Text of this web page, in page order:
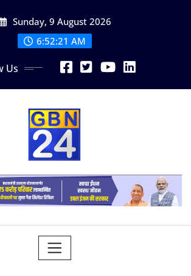
Sunday, 9 August 2026
6:52:22 AM
Us